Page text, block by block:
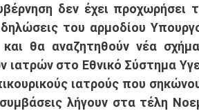
δεν έχει προχωρήσει
του αρμοδίου
θα αναζητηθούν νέα
ιατρών στο Εθνικό Σύστημα
ιατρούς που
λήγουν στα τέλη